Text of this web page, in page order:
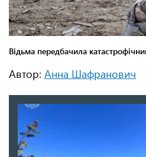
Автор: Анна Шафранович